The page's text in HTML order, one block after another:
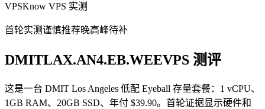
VPSKnow VPS 实测
首轮实测谨慎推荐晚高峰待补
DMITLAX.AN4.EB.WEEVPS 测评
这是一台 DMIT Los Angeles 低配 Eyeball 存量套餐：1 vCPU、
1GB RAM、20GB SSD、年付 $39.90。首轮证据显示硬件和